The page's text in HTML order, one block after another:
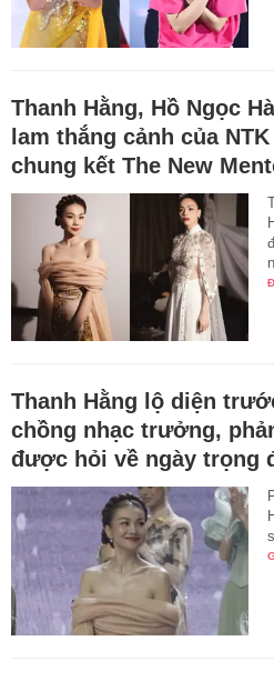
Thanh Hằng, Hồ Ngọc
lam thắng cảnh của
chung kết The New
Thanh Hằng lộ diện
chồng nhạc trưởng,
được hỏi về ngày trọng